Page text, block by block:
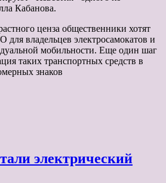
Кабанова.
ценза общественники хотят
владельцев электросамокатов и
мобильности. Еще один шаг
таких транспортных средств в
знаков
электрический